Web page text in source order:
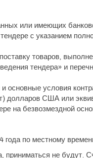
или имеющих
с указанием
товаров,
тендера» и
основные условия
долларов США или
на безвозмездной
по местному
не будут.